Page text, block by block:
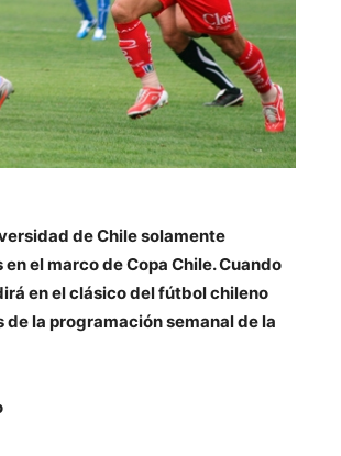
de Chile solamente
el marco de Copa Chile. Cuando
en el clásico del fútbol chileno
la programación semanal de la